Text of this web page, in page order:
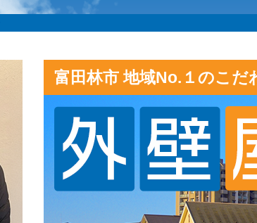
富田林市 地域No.１のこだ